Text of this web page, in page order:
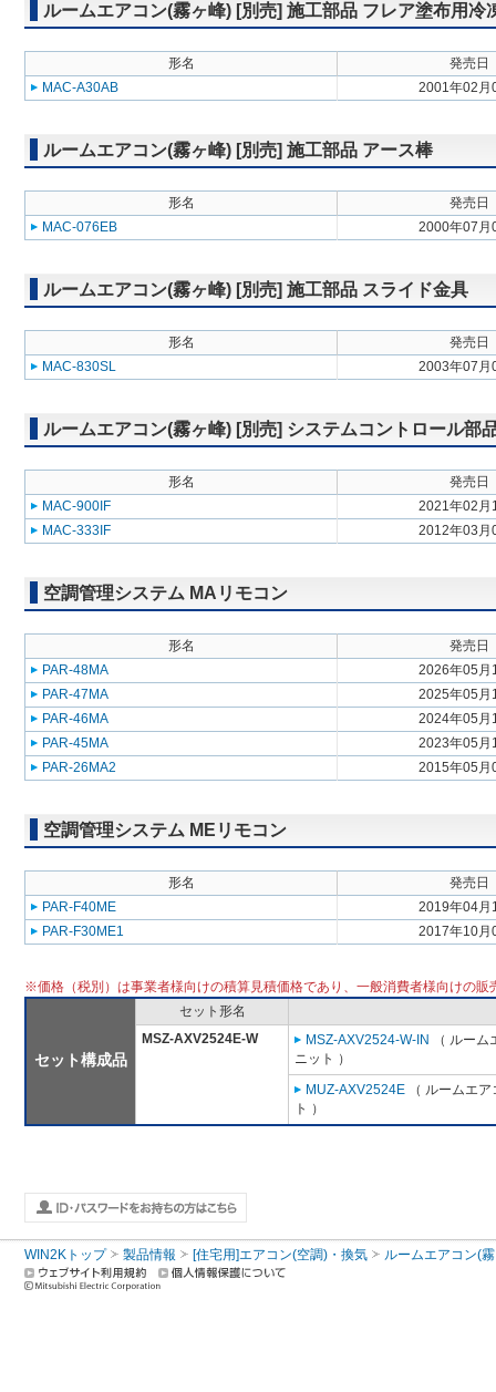
ルームエアコン(霧ヶ峰) [別売] 施工部品 フレア塗布用冷
形名
発売日
MAC-A30AB
2001年02月
ルームエアコン(霧ヶ峰) [別売] 施工部品 アース棒
形名
発売日
MAC-076EB
2000年07月
ルームエアコン(霧ヶ峰) [別売] 施工部品 スライド金具
形名
発売日
MAC-830SL
2003年07月
ルームエアコン(霧ヶ峰) [別売] システムコントロール部
形名
発売日
MAC-900IF
2021年02月
MAC-333IF
2012年03月
空調管理システム MAリモコン
形名
発売日
PAR-48MA
2026年05月
PAR-47MA
2025年05月
PAR-46MA
2024年05月
PAR-45MA
2023年05月
PAR-26MA2
2015年05月
空調管理システム MEリモコン
形名
発売日
PAR-F40ME
2019年04月
PAR-F30ME1
2017年10月
※価格（税別）は事業者様向けの積算見積価格であり、一般消費者様向けの販
セット構成品
セット形名
MSZ-AXV2524E-W
MSZ-AXV2524-W-IN
（ ルー
ニット ）
MUZ-AXV2524E （ ルームエ
ト ）
WIN2Kトップ 製品情報 [住宅用]エアコン(空調)・換気 ルームエアコン(